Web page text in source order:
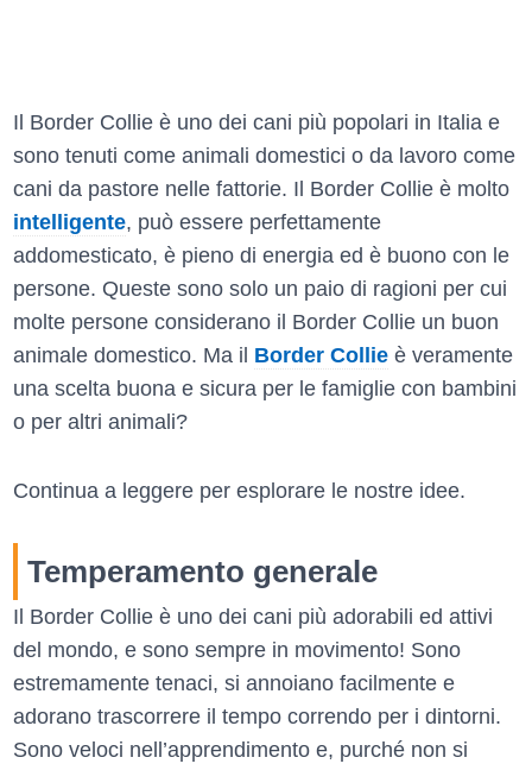
Il Border Collie è uno dei cani più popolari in Italia e
sono tenuti come animali domestici o da lavoro come
cani da pastore nelle fattorie. Il Border Collie è molto
intelligente, può essere perfettamente
addomesticato, è pieno di energia ed è buono con le
persone. Queste sono solo un paio di ragioni per cui
molte persone considerano il Border Collie un buon
animale domestico. Ma il Border Collie è veramente
una scelta buona e sicura per le famiglie con bambini
o per altri animali?
Continua a leggere per esplorare le nostre idee.
Temperamento generale
Il Border Collie è uno dei cani più adorabili ed attivi
del mondo, e sono sempre in movimento! Sono
estremamente tenaci, si annoiano facilmente e
adorano trascorrere il tempo correndo per i dintorni.
Sono veloci nell’apprendimento e, purché non si